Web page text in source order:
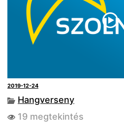
2019-12-24
Hangverseny
19 megtekintés